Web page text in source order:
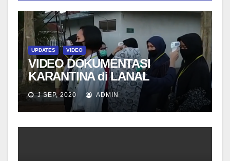
UPDATES VIDEO
VIDEO DOKUMENTASI
KARANTINA di LANAL
J SEP, 2020 ADMIN